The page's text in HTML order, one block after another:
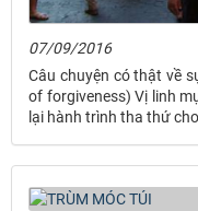
07/09/2016
Câu chuyện có thật về
of forgiveness) Vị linh
lại hành trình tha thứ